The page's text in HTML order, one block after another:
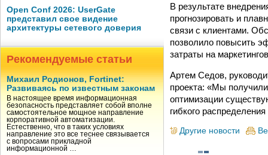
Open Conf 2026: UserGate
представил свое видение
архитектуры сетевого доверия
Рекомендуемые статьи
Михаил Родионов, Fortinet:
Развиваясь по известным законам
В настоящее время информационная
безопасность представляет собой вполне
самостоятельное мощное направление
корпоративной автоматизации.
Естественно, что в таких условиях
направление это все теснее связывается
с вопросами прикладной
информационной …
В результате
прогнозировать и
связи с клиентами.
позволило повысить
затраты на
Артем Седов,
проекта: «Мы
оптимизации
гибкого
Другие новости